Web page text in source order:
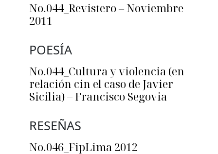
No.044_Revistero – Noviembre
2011
POESÍA
No.044_Cultura y violencia (en
relación cin el caso de Javier
Sicilia) – Francisco Segovia
RESEÑAS
No.046_FipLima 2012